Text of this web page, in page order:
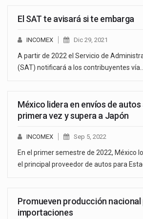
El SAT te avisará si te embarga
INCOMEX Dic 29, 2021
A partir de 2022 el Servicio de
(SAT) notificará a los contribuyentes
México lidera en envíos de autos
primera vez y supera a Japón
INCOMEX Sep 5, 2022
En el primer semestre de 2022, México
el principal proveedor de autos para
Promueven producción
importaciones